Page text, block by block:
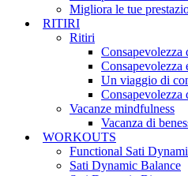
Migliora le tue
RITIRI
Ritiri
Consapevolezza
Consapevolezza
Un viaggio di
Consapevolezza
Vacanze mindfulness
Vacanza di
WORKOUTS
Functional Sati
Sati Dynamic Balance